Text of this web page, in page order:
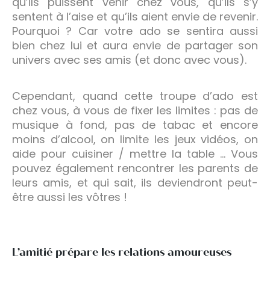
sentent à l’aise et qu’ils aient envie de revenir.
Pourquoi ? Car votre ado se sentira aussi
bien chez lui et aura envie de partager son
univers avec ses amis (et donc avec vous).
Cependant, quand cette troupe d’ado est
chez vous, à vous de fixer les limites : pas de
musique à fond, pas de tabac et encore
moins d’alcool, on limite les jeux vidéos, on
aide pour cuisiner / mettre la table … Vous
pouvez également rencontrer les parents de
leurs amis, et qui sait, ils deviendront peut-
être aussi les vôtres !
L’amitié prépare les relations amoureuses